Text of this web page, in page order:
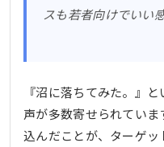
スも若者向けでいい
『沼に落ちてみた。』
声が多数寄せられてい
込んだことが、ターゲ